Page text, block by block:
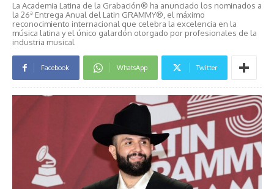
La Academia Latina de la Grabación® ha anunciado los nominados a
la 26ª Entrega Anual del Latin GRAMMY®, el máximo
reconocimiento internacional que celebra la excelencia en la
música latina y el único galardón otorgado por profesionales de la
industria musical
Facebook WhatsApp Twitter